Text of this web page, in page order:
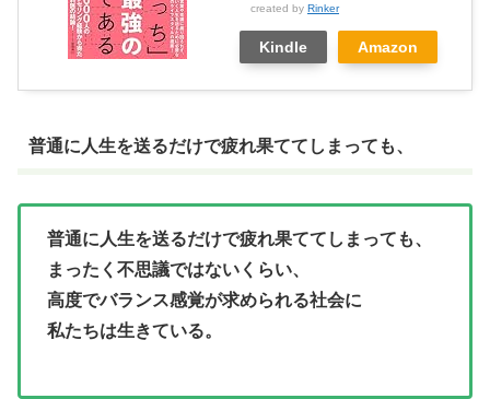
created by Rinker
Kindle Amazon
普通に人生を送るだけで疲れ果ててしまっても、
普通に人生を送るだけで疲れ果ててしまっても、
まったく不思議ではないくらい、
高度でバランス感覚が求められる社会に
私たちは生きている。